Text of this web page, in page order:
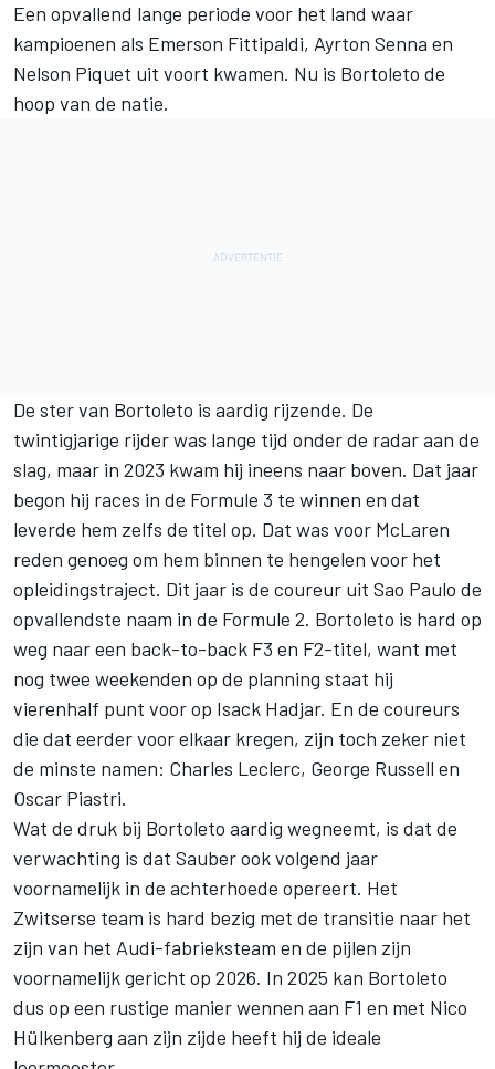
Een opvallend lange periode voor het land waar
kampioenen als Emerson Fittipaldi, Ayrton Senna en
Nelson Piquet uit voort kwamen. Nu is Bortoleto de
hoop van de natie.
De ster van Bortoleto is aardig rijzende. De
twintigjarige rijder was lange tijd onder de radar aan de
slag, maar in 2023 kwam hij ineens naar boven. Dat jaar
begon hij races in de Formule 3 te winnen en dat
leverde hem zelfs de titel op. Dat was voor McLaren
reden genoeg om hem binnen te hengelen voor het
opleidingstraject. Dit jaar is de coureur uit Sao Paulo de
opvallendste naam in de Formule 2. Bortoleto is hard op
weg naar een back-to-back F3 en F2-titel, want met
nog twee weekenden op de planning staat hij
vierenhalf punt voor op Isack Hadjar. En de coureurs
die dat eerder voor elkaar kregen, zijn toch zeker niet
de minste namen: Charles Leclerc, George Russell en
Oscar Piastri.
Wat de druk bij Bortoleto aardig wegneemt, is dat de
verwachting is dat Sauber ook volgend jaar
voornamelijk in de achterhoede opereert. Het
Zwitserse team is hard bezig met de transitie naar het
zijn van het Audi-fabrieksteam en de pijlen zijn
voornamelijk gericht op 2026. In 2025 kan Bortoleto
dus op een rustige manier wennen aan F1 en met Nico
Hülkenberg aan zijn zijde heeft hij de ideale